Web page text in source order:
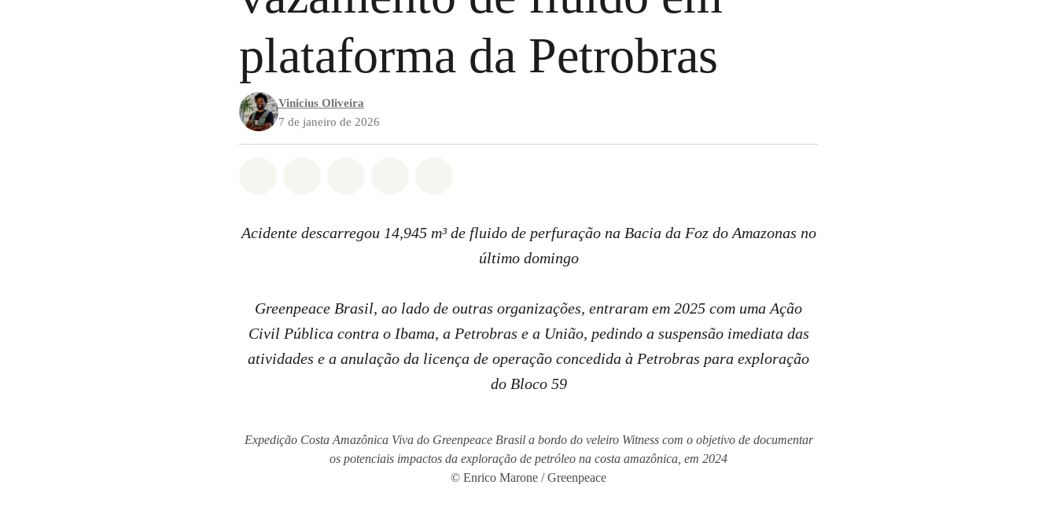
plataforma da Petrobras
Vinicius Oliveira
7 de janeiro de 2026
Acidente descarregou 14,945 m³ de fluido de perfuração na Bacia da Foz do Amazonas no
último domingo
Greenpeace Brasil, ao lado de outras organizações, entraram em 2025 com uma Ação
Civil Pública contra o Ibama, a Petrobras e a União, pedindo a suspensão imediata das
atividades e a anulação da licença de operação concedida à Petrobras para exploração
do Bloco 59
Expedição Costa Amazônica Viva do Greenpeace Brasil a bordo do veleiro Witness com o objetivo de documentar
os potenciais impactos da exploração de petróleo na costa amazônica, em 2024
© Enrico Marone / Greenpeace